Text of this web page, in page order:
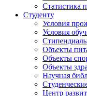
Статистика
Студенту
Условия
Условия
Объекты
Объекты
Объекты
Научная
Центр